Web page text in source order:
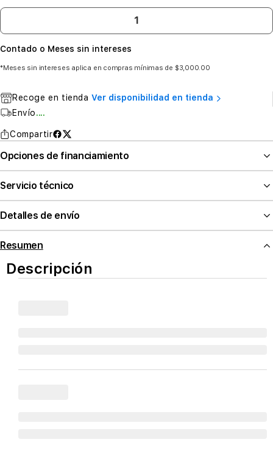
Contado o Meses sin intereses
*Meses sin intereses aplica en compras mínimas de $3,000.00
Recoge en tienda Ver disponibilidad en tienda
Envío....
Compartir
Opciones de financiamiento
Servicio técnico
Detalles de envío
Resumen
Descripción